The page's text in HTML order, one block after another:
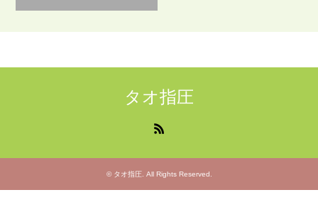
タオ指圧
© タオ指圧. All Rights Reserved.